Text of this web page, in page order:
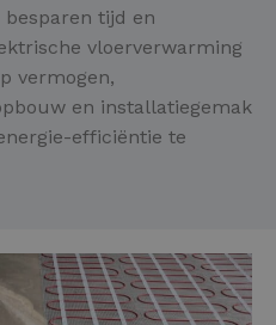
besparen tijd en
vloerverwarming
vermogen,
en installatiegemak
efficiëntie te